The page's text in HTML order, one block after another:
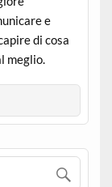
e
di cosa
meglio.